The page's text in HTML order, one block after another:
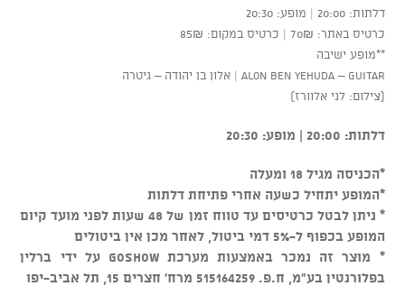
דלתות: 20:00 | מופע: 20:30
כרטיס באתר: 70₪ | כרטיס במקום: 85₪
**מופע ישיבה
Alon Ben Yehuda – Guitar | אלון בן יהודה – גיטרה
(צילום: לני אלוורז)
דלתות: 20:00 | מופע: 20:30
*הכניסה מגיל 18 ומעלה
*המופע יתחיל כשעה אחרי פתיחת דלתות
* ניתן לבטל כרטיסים עד טווח זמן של 48 שעות לפני מועד קיום
המופע בכפוף ל-5% דמי ביטול, לאחר מכן אין ביטולים
* מוצר זה נמכר באמצעות מערכת GOSHOW על ידי ברלין
בפלורנטין בע"מ, ח.פ. 515164259 מרח' חצרים 15, תל אביב-יפו